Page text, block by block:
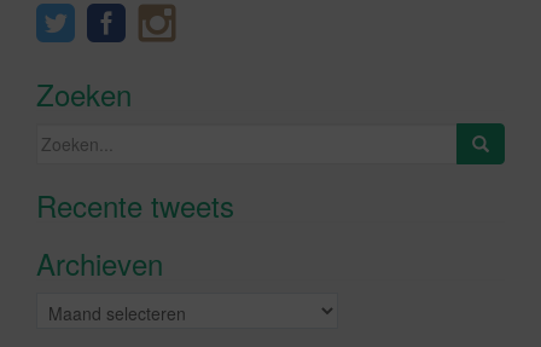
Zoeken
Zoeken
Recente tweetsKlik om marketing cookies te
Archieven
Archieven